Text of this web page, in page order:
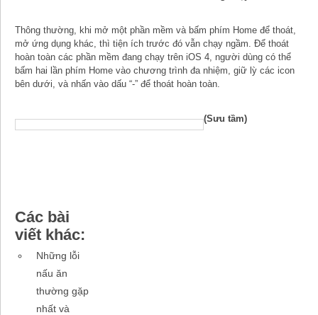
Thông thường, khi mở một phần mềm và bấm phím Home để thoát,
mở ứng dụng khác, thì tiện ích trước đó vẫn chạy ngầm. Để thoát
hoàn toàn các phần mềm đang chạy trên iOS 4, người dùng có thể
bấm hai lần phím Home vào chương trình đa nhiệm, giữ lỳ các icon
bên dưới, và nhấn vào dấu “-” để thoát hoàn toàn.
(Sưu tầm)
Các bài
viết khác:
Những lỗi
nấu ăn
thường gặp
nhất và